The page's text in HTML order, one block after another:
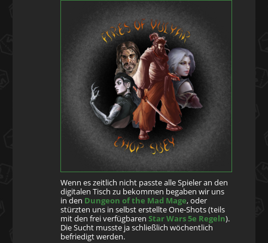
Wenn es zeitlich nicht passte alle Spieler an den
digitalen Tisch zu bekommen begaben wir uns
in den Dungeon of the Mad Mage, oder
stürzten uns in selbst erstellte One-Shots (teils
mit den frei verfügbaren Star Wars 5e Regeln).
Die Sucht musste ja schließlich wöchentlich
befriedigt werden.